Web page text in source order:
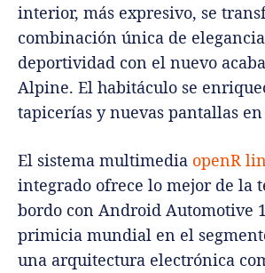
interior, más expresivo, se
combinación única de
deportividad con el nuevo
Alpine. El habitáculo se
tapicerías y nuevas pantallas
El sistema multimedia openR
integrado ofrece lo mejor de la
bordo con Android Automotive
primicia mundial en el
una arquitectura electrónica